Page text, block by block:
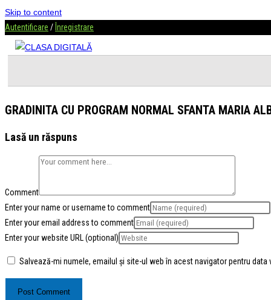
Skip to content
Autentificare / Înregistrare
GRADINITA CU PROGRAM NORMAL SFANTA MARIA
Lasă un răspuns
Comment
Enter your name or username to comment
Enter your email address to comment
Enter your website URL (optional)
Salvează-mi numele, emailul și site-ul web în acest navigator pentru